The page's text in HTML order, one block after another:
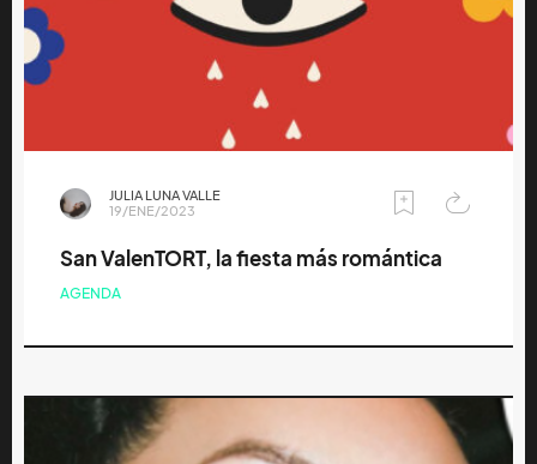
JULIA LUNA VALLE
19/ENE/2023
San ValenTORT, la fiesta más romántica
AGENDA